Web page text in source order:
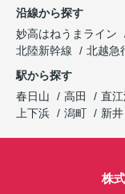
沿線から探す
妙高はねうまライン
北陸新幹線
北越急
駅から探す
春日山
高田 直
上下浜
潟町 新井
株